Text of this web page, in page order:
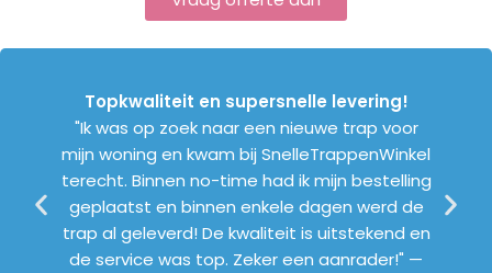
ook
Heel
Topkwaliteit en supersnelle levering!
"Ik was op zoek naar een nieuwe trap voor
mijn woning en kwam bij SnelleTrappenWinkel
terecht. Binnen no-time had ik mijn bestelling
geplaatst en binnen enkele dagen werd de
trap al geleverd! De kwaliteit is uitstekend en
de service was top. Zeker een aanrader!" —
werk